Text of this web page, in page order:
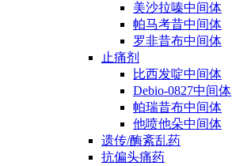
美沙拉嗪中间体
帕马考昔中间体
罗非昔布中间体
止痛剂
比西发啶中间体
Debio-0827中间体
帕瑞昔布中间体
他喷他朵中间体
遗传/酶紊乱药
抗偏头痛药